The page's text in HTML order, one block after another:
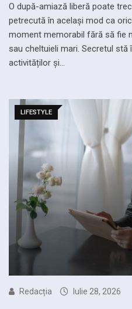
O după-amiază liberă poate
petrecută în același mod ca
moment memorabil fără să fie
sau cheltuieli mari. Secretul
activităților și…
LIFESTYLE
Redacția Iulie 28, 2026